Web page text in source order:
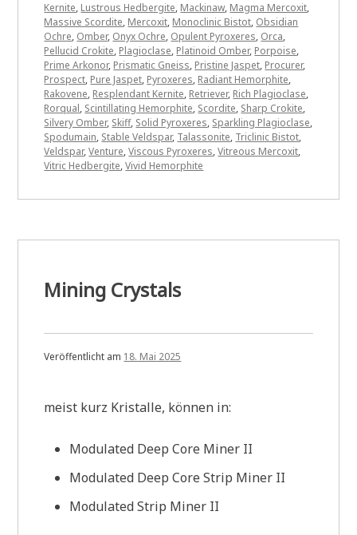
Kernite, Lustrous Hedbergite, Mackinaw, Magma Mercoxit,
Massive Scordite, Mercoxit, Monoclinic Bistot, Obsidian
Ochre, Omber, Onyx Ochre, Opulent Pyroxeres, Orca,
Pellucid Crokite, Plagioclase, Platinoid Omber, Porpoise,
Prime Arkonor, Prismatic Gneiss, Pristine Jaspet, Procurer,
Prospect, Pure Jaspet, Pyroxeres, Radiant Hemorphite,
Rakovene, Resplendant Kernite, Retriever, Rich Plagioclase,
Rorqual, Scintillating Hemorphite, Scordite, Sharp Crokite,
Silvery Omber, Skiff, Solid Pyroxeres, Sparkling Plagioclase,
Spodumain, Stable Veldspar, Talassonite, Triclinic Bistot,
Veldspar,Venture,Viscous Pyroxeres,Vitreous Mercoxit,
Vitric Hedbergite,Vivid Hemorphite
Mining Crystals
Veröffentlicht am 18. Mai 2025
meist kurz Kristalle, können in:
Modulated Deep Core Miner II
Modulated Deep Core Strip Miner II
Modulated Strip Miner II